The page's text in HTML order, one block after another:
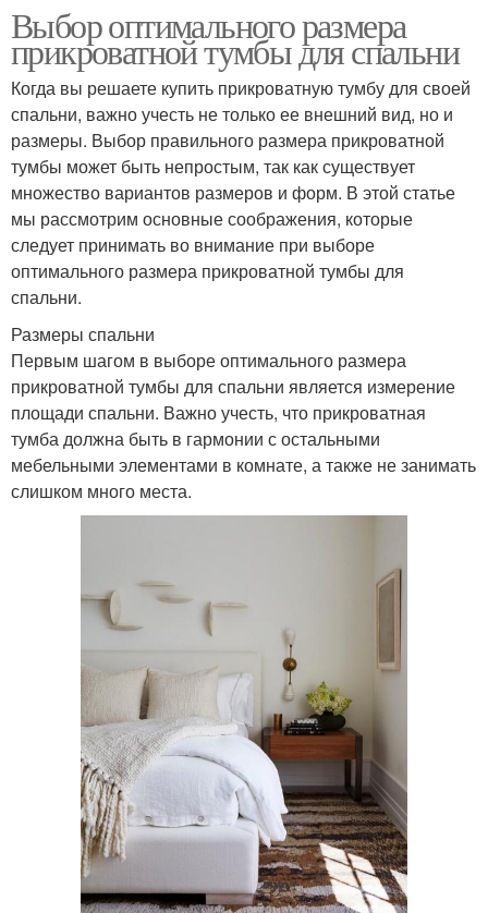
Выбор оптимального размера
прикроватной тумбы для спальни
Когда вы решаете купить прикроватную тумбу для своей
спальни, важно учесть не только ее внешний вид, но и
размеры. Выбор правильного размера прикроватной
тумбы может быть непростым, так как существует
множество вариантов размеров и форм. В этой статье
мы рассмотрим основные соображения, которые
следует принимать во внимание при выборе
оптимального размера прикроватной тумбы для
спальни.
Размеры спальни
Первым шагом в выборе оптимального размера
прикроватной тумбы для спальни является измерение
площади спальни. Важно учесть, что прикроватная
тумба должна быть в гармонии с остальными
мебельными элементами в комнате, а также не занимать
слишком много места.